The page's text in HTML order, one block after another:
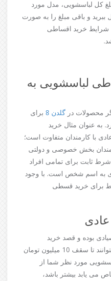
درصد از مبلغ کل لباسشویی، مدل مورد
ببرید و باقی مبلغ را به صورت
شرایط خرید اقساطی
لباسشویی به
محصولات در گلدن 8
برای
به عنوان مثال خرید
با کارمندان متفاوت است؛
بخش خصوصی و دولتی
شرط ثابت برای تمامی افراد
به اسم شخص است. با وجود
برای خرید قسطی
عادی
بوده و قصد خرید
اقساطی لباسشویی را دارند میتوانند تا سقف 10 میلیون تومان
مورد نظر شما از
می یابد بیشتر باشد،